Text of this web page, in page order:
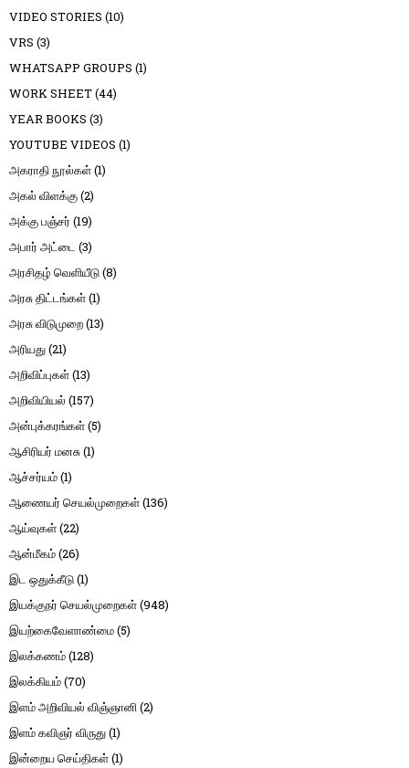
VIDEO STORIES (10)
VRS (3)
WHATSAPP GROUPS (1)
WORK SHEET(44)
YEAR BOOKS (3)
YOUTUBE VIDEOS (1)
அகராதி நூல்கள்(1)
அகல் விளக்கு(2)
அக்கு பஞ்சர் (19)
அபார் அட்டை (3)
அரசிதழ் வெளியீடு(8)
அரசு திட்டங்கள்(1)
அரசு விடுமுறை(13)
அரியது(21)
அறிவிப்புகள்(13)
அறிவியியல் (157)
அன்புக்கரங்கள்(5)
ஆசிரியர் மனசு(1)
ஆச்சர்யம்(1)
ஆணையர் செயல்முறைகள்(136)
ஆய்வுகள்(22)
ஆன்மீகம்(26)
இட ஒதுக்கீடு(1)
இயக்குநர் செயல்முறைகள்(948)
இயற்கைவேளாண்மை(5)
இலக்கணம்(128)
இலக்கியம்(70)
இளம் அறிவியல் விஞ்ஞானி(2)
இளம் கவிஞர் விருது(1)
இன்றைய செய்திகள்(1)